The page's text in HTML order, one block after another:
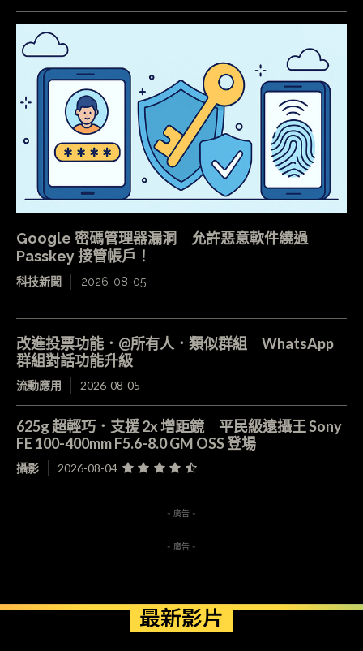
Google 密碼管理器漏洞 允許惡意軟件繞過
Passkey 接管帳戶！
科技新聞 2026-08-05
改進投票功能．@所有人．類似群組 WhatsApp
群組對話功能升級
流動應用 2026-08-05
625g 超輕巧．支援 2x 增距鏡 平民級遠攝王 Sony
FE 100-400mm F5.6-8.0 GM OSS 登場
攝影 2026-08-04
- 廣告 -
- 廣告 -
最新影片